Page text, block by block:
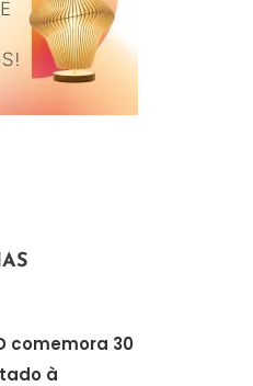
comemora 30
à